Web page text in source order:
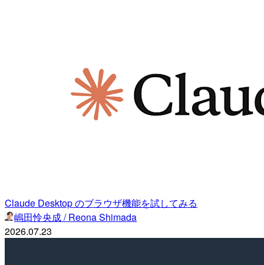
Claude Desktop のブラウザ機能を試してみる
嶋田怜央成 / Reona Shimada
2026.07.23